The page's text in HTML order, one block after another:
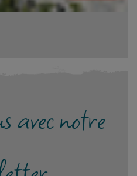
avec notre